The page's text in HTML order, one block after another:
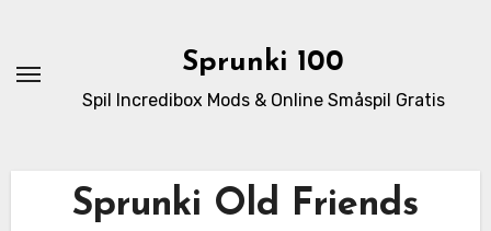
content
Sprunki 100
Spil Incredibox Mods & Online Småspil Gratis
Sprunki Old Friends